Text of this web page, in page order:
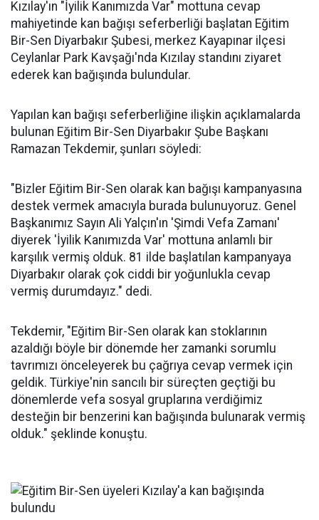
Kızılay'ın "İyilik Kanımızda Var" mottuna cevap
mahiyetinde kan bağışı seferberliği başlatan Eğitim
Bir-Sen Diyarbakır Şubesi, merkez Kayapınar ilçesi
Ceylanlar Park Kavşağı'nda Kızılay standını ziyaret
ederek kan bağışında bulundular.
Yapılan kan bağışı seferberliğine ilişkin açıklamalarda
bulunan Eğitim Bir-Sen Diyarbakır Şube Başkanı
Ramazan Tekdemir, şunları söyledi:
"Bizler Eğitim Bir-Sen olarak kan bağışı kampanyasına
destek vermek amacıyla burada bulunuyoruz. Genel
Başkanımız Sayın Ali Yalçın'ın 'Şimdi Vefa Zamanı'
diyerek 'İyilik Kanımızda Var' mottuna anlamlı bir
karşılık vermiş olduk. 81 ilde başlatılan kampanyaya
Diyarbakır olarak çok ciddi bir yoğunlukla cevap
vermiş durumdayız." dedi.
Tekdemir, "Eğitim Bir-Sen olarak kan stoklarının
azaldığı böyle bir dönemde her zamanki sorumlu
tavrımızı önceleyerek bu çağrıya cevap vermek için
geldik. Türkiye'nin sancılı bir süreçten geçtiği bu
dönemlerde vefa sosyal gruplarına verdiğimiz
desteğin bir benzerini kan bağışında bulunarak vermiş
olduk." şeklinde konuştu.